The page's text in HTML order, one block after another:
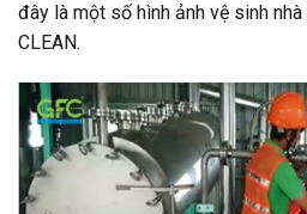
đây là một số hình ảnh vệ sinh
CLEAN.